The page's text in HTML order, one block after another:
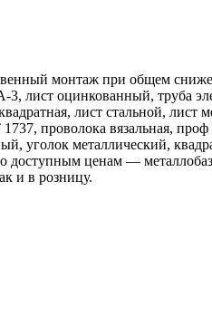
монтаж при общем
лист оцинкованный, труба
лист стальной,
проволока вязальная,
уголок металлический,
доступным ценам —
и в розницу.